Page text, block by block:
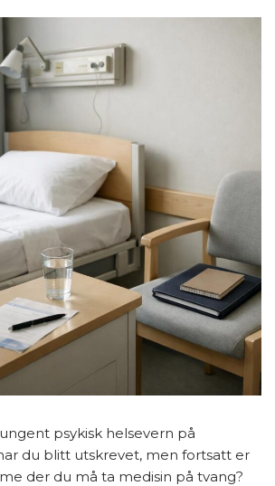
psykisk helsevern på
du blitt utskrevet, men fortsatt er
der du må ta medisin på tvang?